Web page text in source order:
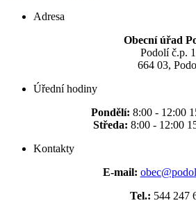
Adresa
Obecní úřad
Podolí č.p.
664 03,
Úřední hodiny
Pondělí: 8:00 - 12:00
Středa: 8:00 - 12:00
Kontakty
E-mail:
Tel.: 544 247